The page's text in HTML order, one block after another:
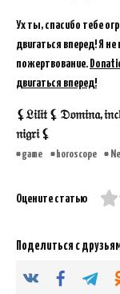
Ух ты, спасибо тебе
двигаться вперед! Я не
пожертвование.
двигаться вперед!
⚸𝔏𝔦𝔩𝔦𝔱 ⚸ 𝔇𝔬𝔪𝔦𝔫𝔞,
𝔫𝔦𝔤𝔯𝔦 ⚸
game horoscope
Оцените статью
Поделиться с